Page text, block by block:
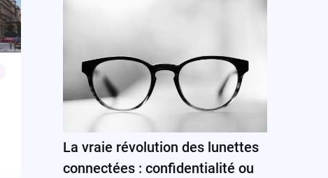
La vraie révolution des lunettes
connectées : confidentialité ou